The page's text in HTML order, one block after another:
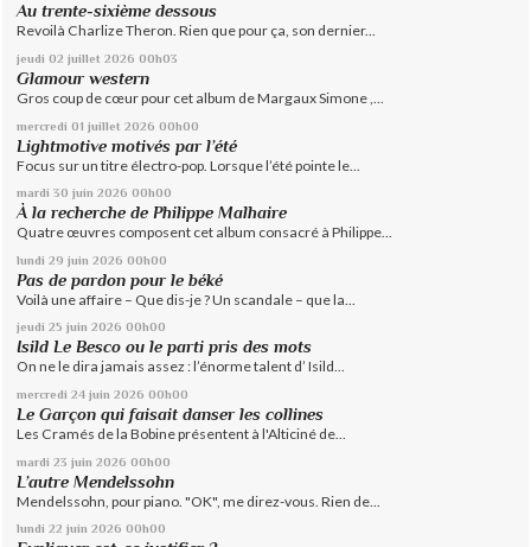
Au trente-sixième dessous
Revoilà Charlize Theron. Rien que pour ça, son dernier...
jeudi 02 juillet 2026 00h03
Glamour western
Gros coup de cœur pour cet album de Margaux Simone ,...
mercredi 01 juillet 2026 00h00
Lightmotive motivés par l’été
Focus sur un titre électro-pop. Lorsque l’été pointe le...
mardi 30 juin 2026 00h00
À la recherche de Philippe Malhaire
Quatre œuvres composent cet album consacré à Philippe...
lundi 29 juin 2026 00h00
Pas de pardon pour le béké
Voilà une affaire – Que dis-je ? Un scandale – que la...
jeudi 25 juin 2026 00h00
Isild Le Besco ou le parti pris des mots
On ne le dira jamais assez : l’énorme talent d’ Isild...
mercredi 24 juin 2026 00h00
Le Garçon qui faisait danser les collines
Les Cramés de la Bobine présentent à l'Alticiné de...
mardi 23 juin 2026 00h00
L’autre Mendelssohn
Mendelssohn, pour piano. "OK", me direz-vous. Rien de...
lundi 22 juin 2026 00h00